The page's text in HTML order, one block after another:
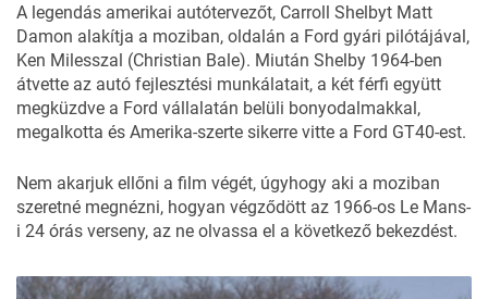
A legendás amerikai autótervezőt, Carroll Shelbyt Matt
Damon alakítja a moziban, oldalán a Ford gyári pilótájával,
Ken Milesszal (Christian Bale). Miután Shelby 1964-ben
átvette az autó fejlesztési munkálatait, a két férfi együtt
megküzdve a Ford vállalatán belüli bonyodalmakkal,
megalkotta és Amerika-szerte sikerre vitte a Ford GT40-est.
Nem akarjuk ellőni a film végét, úgyhogy aki a moziban
szeretné megnézni, hogyan végződött az 1966-os Le Mans-
i 24 órás verseny, az ne olvassa el a következő bekezdést.